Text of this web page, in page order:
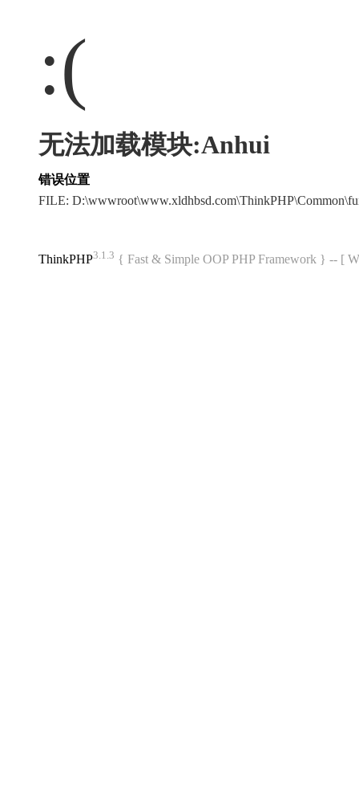
:(
无法加载模块:Anhui
错误位置
FILE:
ThinkPHP3.1.3 { Fast & Simple OOP PHP Framework } -- [